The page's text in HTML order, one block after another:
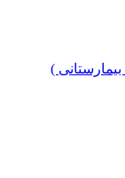
بیمارستانی )